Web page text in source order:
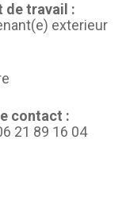
de travail :
exterieur
contact :
21 89 16 04